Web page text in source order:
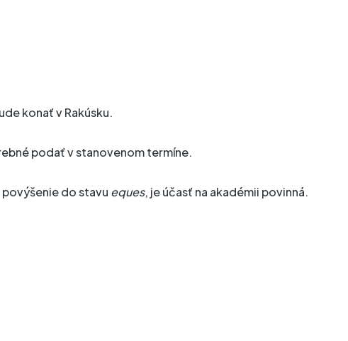
konať v Rakúsku.
podať v stanovenom termíne.
do stavu eques, je účasť na akadémii povinná.